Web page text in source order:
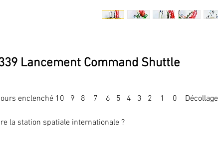
Lancement Command Shuttle
enclenché 10 9 8 7 6 5 4 3 2 1 0 Décollage
la station spatiale internationale ?